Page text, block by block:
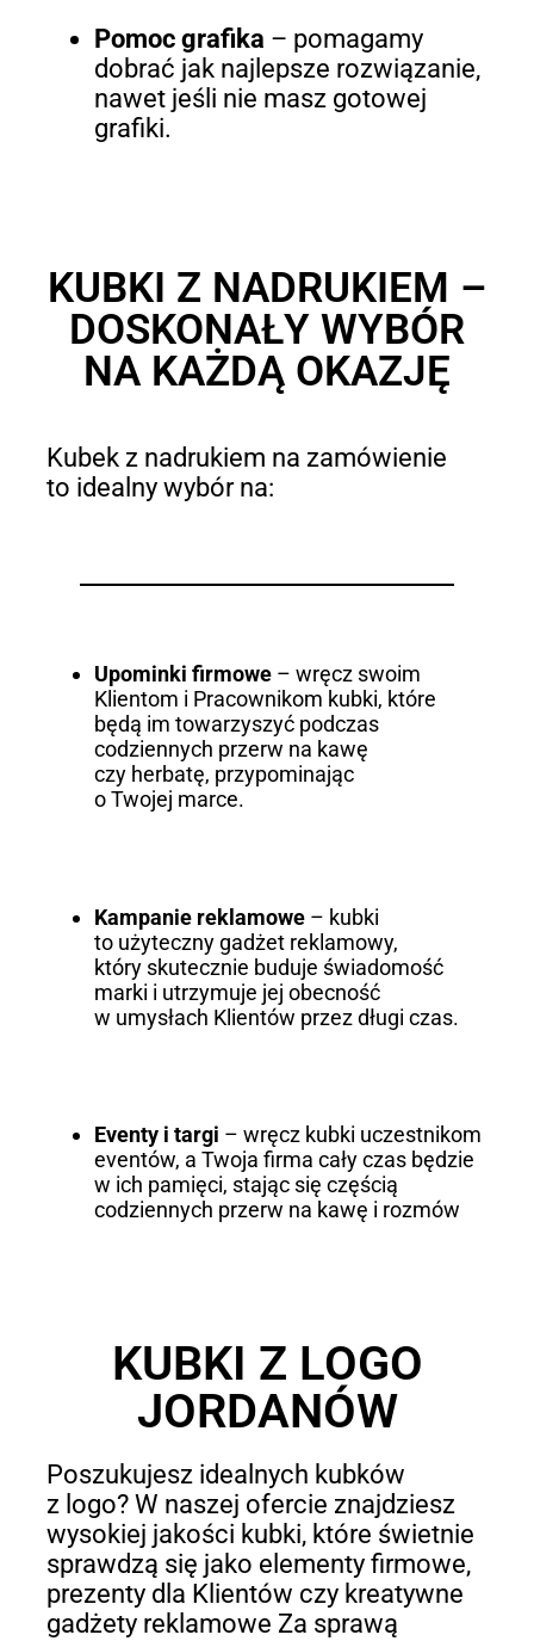
Pomoc grafika – pomagamy
dobrać jak najlepsze rozwiązanie,
nawet jeśli nie masz gotowej
grafiki.
KUBKI Z NADRUKIEM –
DOSKONAŁY WYBÓR
NA KAŻDĄ OKAZJĘ
Kubek z nadrukiem na zamówienie
to idealny wybór na:
Upominki firmowe– wręcz swoim
Klientom i Pracownikom kubki, które
będą im towarzyszyć podczas
codziennych przerw na kawę
czy herbatę, przypominając
o Twojej marce.
Kampanie reklamowe– kubki
to użyteczny gadżet reklamowy,
który skutecznie buduje świadomość
marki i utrzymuje jej obecność
w umysłach Klientów przez długi czas.
Eventy i targi – wręcz kubki uczestnikom
eventów, a Twoja firma cały czas będzie
w ich pamięci, stając się częścią
codziennych przerw na kawę i rozmów
KUBKI Z LOGO
JORDANÓW
Poszukujesz idealnych kubków
z logo? W naszej ofercie znajdziesz
wysokiej jakości kubki, które świetnie
sprawdzą się jako elementy firmowe,
prezenty dla Klientów czy kreatywne
gadżety reklamowe Za sprawą